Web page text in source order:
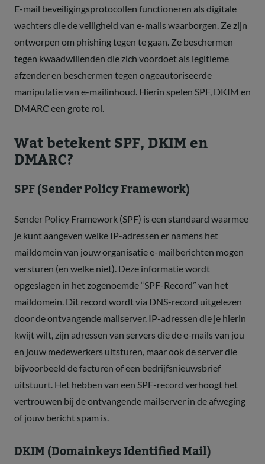
E-mail beveiligingsprotocollen functioneren als digitale
wachters die de veiligheid van e-mails waarborgen. Ze zijn
ontworpen om phishing tegen te gaan. Ze beschermen
tegen kwaadwillenden die zich voordoet als legitieme
afzender en beschermen tegen ongeautoriseerde
manipulatie van e-mailinhoud. Hierin spelen SPF, DKIM en
DMARC een grote rol.
Wat betekent SPF, DKIM en
DMARC?
SPF (Sender Policy Framework)
Sender Policy Framework (SPF) is een standaard waarmee
je kunt aangeven welke IP-adressen er namens het
maildomein van jouw organisatie e-mailberichten mogen
versturen (en welke niet). Deze informatie wordt
opgeslagen in het zogenoemde “SPF-Record” van het
maildomein. Dit record wordt via DNS-record uitgelezen
door de ontvangende mailserver. IP-adressen die je hierin
kwijt wilt, zijn adressen van servers die de e-mails van jou
en jouw medewerkers uitsturen, maar ook de server die
bijvoorbeeld de facturen of een bedrijfsnieuwsbrief
uitstuurt. Het hebben van een SPF-record verhoogt het
vertrouwen bij de ontvangende mailserver in de afweging
of jouw bericht spam is.
DKIM (Domainkeys Identified Mail)